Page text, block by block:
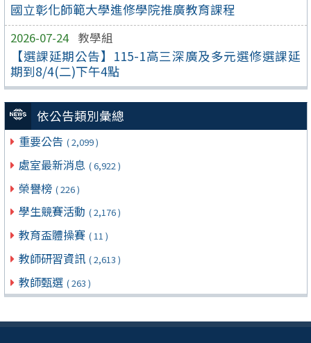
國立彰化師範大學進修學院推廣教育課程
2026-07-24 教學組
【選課延期公告】115-1高三深廣及多元選修選課延
期到8/4(二)下午4點
依公告類別彙總
重要公告 ( 2,099 )
處室最新消息 ( 6,922 )
榮譽榜 ( 226 )
學生競賽活動 ( 2,176 )
教育盃體操賽 ( 11 )
教師研習資訊 ( 2,613 )
教師甄選 ( 263 )